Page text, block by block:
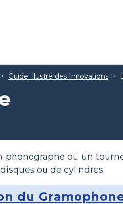
Guide Illustré des Innovations
phonographe ou un
ou de cylindres.
du